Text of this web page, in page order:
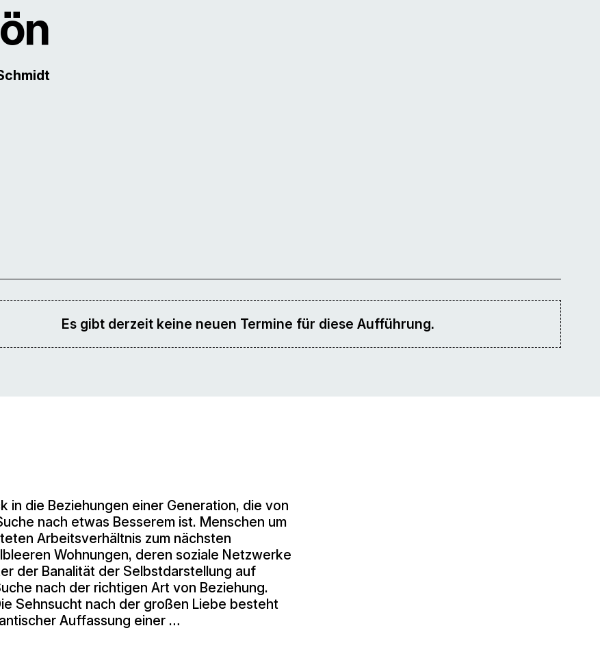
Es gibt derzeit keine neuen Termine für diese Aufführung.
in die Beziehungen einer Generation, die von
nach etwas Besserem ist. Menschen um
Arbeitsverhältnis zum nächsten
Wohnungen, deren soziale Netzwerke
der Banalität der Selbstdarstellung auf
nach der richtigen Art von Beziehung.
Sehnsucht nach der großen Liebe besteht
Auffassung einer …